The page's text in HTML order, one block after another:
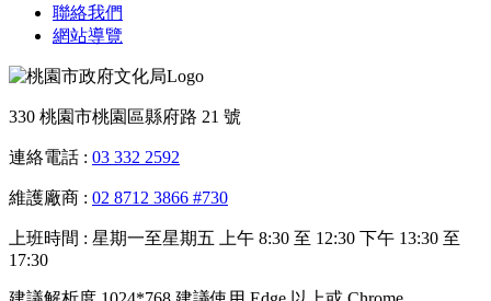
聯絡我們
網站導覽
330 桃園市桃園區縣府路 21 號
連絡電話 : 03 332 2592
維護廠商 : 02 8712 3866 #730
上班時間 : 星期一至星期五 上午 8:30 至 12:30 下午 13:30 至
17:30